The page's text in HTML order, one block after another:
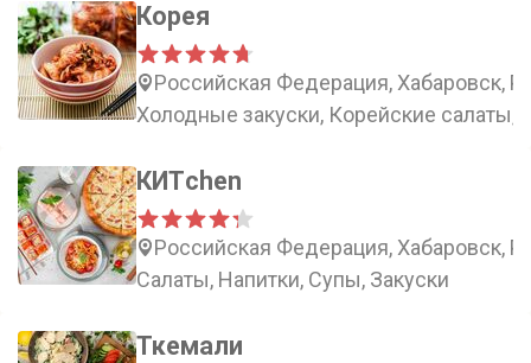
Корея
Российская Федерация, Хабаровск,
Холодные закуски, Корейские
КИТchen
Российская Федерация, Хабаровск,
Салаты, Напитки, Супы, Закуски
Ткемали